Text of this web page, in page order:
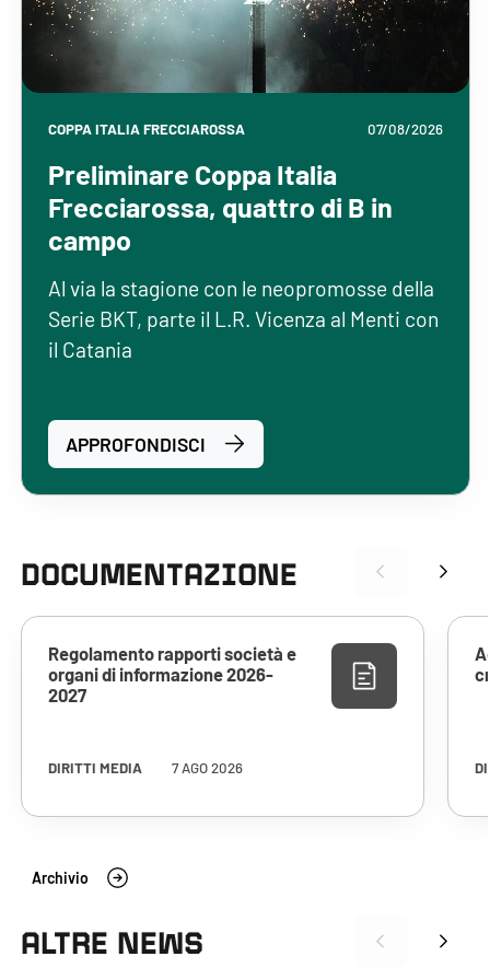
COPPA ITALIA FRECCIAROSSA 07/08/2026
Preliminare Coppa Italia
Frecciarossa, quattro di B in
campo
Al via la stagione con le neopromosse della
Serie BKT, parte il L.R. Vicenza al Menti con
il Catania
APPROFONDISCI
DOCUMENTAZIONE
Regolamento rapporti società e
organi di informazione 2026-
2027
DIRITTI MEDIA 7 AGO 2026
Archivio
ALTRE NEWS